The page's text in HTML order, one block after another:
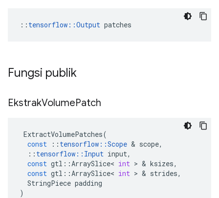
:: tensorflow::Output patches
Fungsi publik
EkstrakVolumePatch
ExtractVolumePatches(
const
:: tensorflow ::Scope & scope,
:: tensorflow :: Input input,
const gtl ::ArraySlice< int > & ksizes,
const gtl ::ArraySlice< int > & strides,
StringPiece padding
)